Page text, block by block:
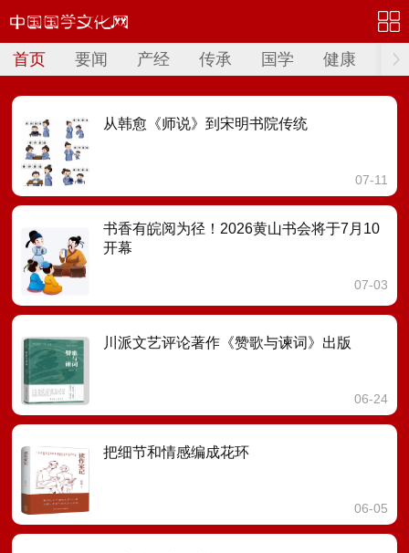
首页 要闻 产经 传承 国学 健康 讲
从韩愈《师说》到宋明书院传统
07-11
书香有皖阅为径！2026黄山书会将于7月10
开幕
07-03
川派文艺评论著作《赞歌与谏词》出版
06-24
把细节和情感编成花环
06-05